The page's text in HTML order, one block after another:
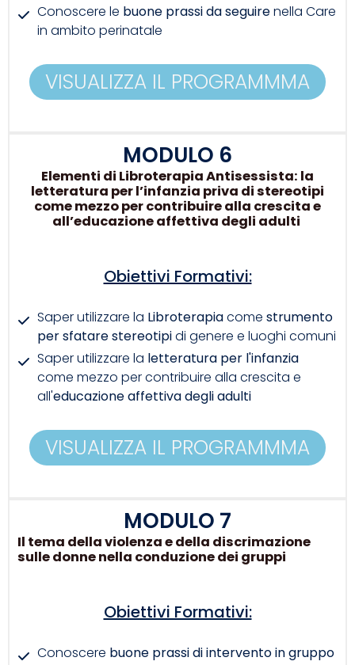
Conoscere le buone prassi da seguirenella Care
in ambito perinatale
VISUALIZZA IL PROGRAMMMA
MODULO 6
Elementi di Libroterapia Antisessista: la
letteratura per l’infanzia priva di stereotipi
come mezzo per contribuire alla crescita e
all’educazione affettiva degli adulti
Obiettivi Formativi:
Saper utilizzare la Libroterapiacome strumento
per sfatare stereotipidi genere e luoghi comuni
Saper utilizzare la letteratura per l'infanzia
come mezzo per contribuire alla crescita e
all'educazione affettiva degli adulti
VISUALIZZA IL PROGRAMMMA
MODULO 7
Il tema della violenza e della discrimazione
sulle donne nella conduzione dei gruppi
Obiettivi Formativi:
Conoscere buone prassi di intervento in gruppo